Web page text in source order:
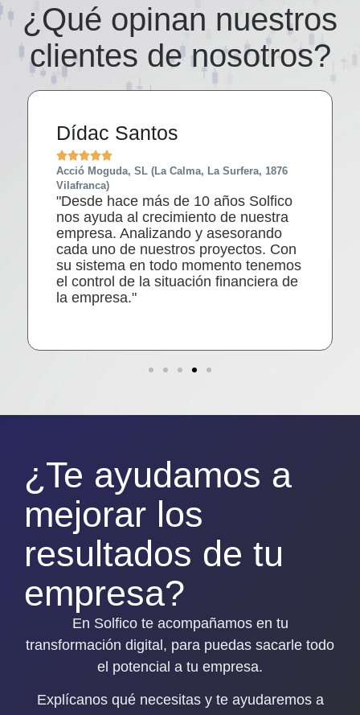
¿Qué opinan nuestros
clientes de nosotros?
Dídac Santos

Acció Moguda, SL (La Calma, La Surfera, 1876
Vilafranca)
"Desde hace más de 10 años Solfico
nos ayuda al crecimiento de nuestra
empresa. Analizando y asesorando
cada uno de nuestros proyectos. Con
su sistema en todo momento tenemos
el control de la situación financiera de
la empresa."
¿Te ayudamos a
mejorar los
resultados de tu
empresa?
En Solfico te acompañamos en tu
transformación digital, para puedas sacarle todo
el potencial a tu empresa.
Explícanos qué necesitas y te ayudaremos a